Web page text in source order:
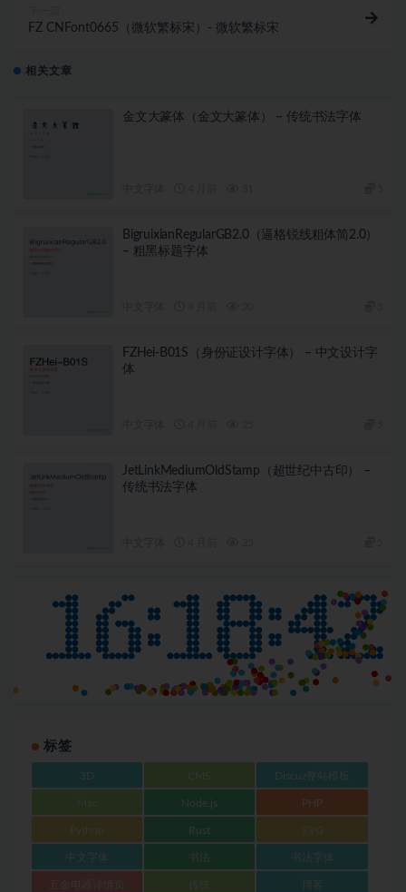
FZ CNFont0665（微软繁标宋）- 微软繁标宋
相关文章
金文大篆体（金文大篆体） – 传统书法字体
BigruixianRegularGB2.0（逼格锐线粗体简2.0）
– 粗黑标题字体
FZHei-B01S（身份证设计字体） – 中文设计字
体
JetLinkMediumOldStamp（超世纪中古印） –
传统书法字体
标签
3D Discuz整站模板
Node.js PHP
Python Rust SVG
中文字体 书法 书法字体
博客